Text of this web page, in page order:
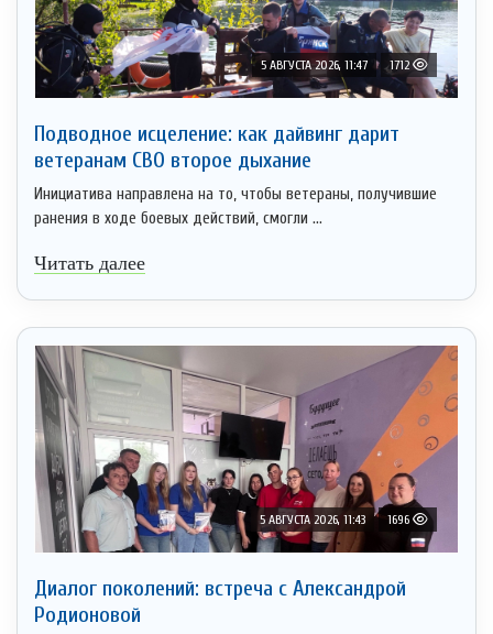
5 АВГУСТА 2026, 11:47 1712
Подводное исцеление: как дайвинг дарит
ветеранам СВО второе дыхание
Инициатива направлена на то, чтобы ветераны, получившие
ранения в ходе боевых действий, смогли ...
Читать далее
5 АВГУСТА 2026, 11:43 1696
Диалог поколений: встреча с Александрой
Родионовой